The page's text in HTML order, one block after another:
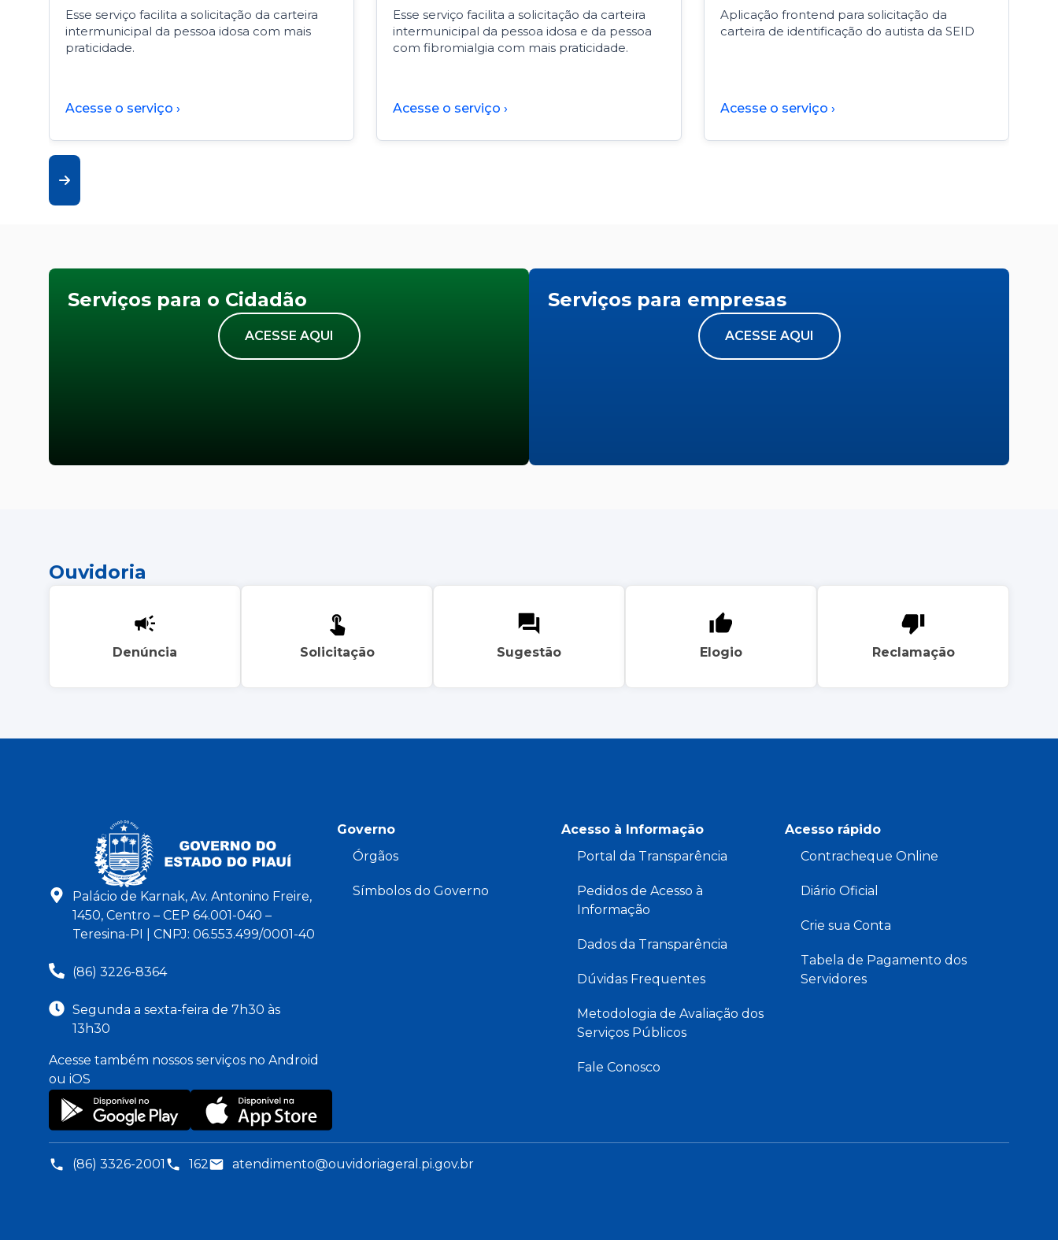
Esse serviço facilita a solicitação da carteira
intermunicipal da pessoa idosa com mais
praticidade.
Acesse o serviço ›
Esse serviço facilita a solicitação da carteira
intermunicipal da pessoa idosa e da pessoa
com fibromialgia com mais praticidade.
Acesse o serviço ›
Aplicação frontend para solicitação da
carteira de identificação do autista da SEID
Acesse o serviço ›
Serviços para o Cidadão
ACESSE AQUI
Serviços para empresas
ACESSE AQUI
Ouvidoria
Denúncia Solicitação Sugestão Elogio Reclamação
Palácio de Karnak, Av. Antonino Freire,
1450, Centro – CEP 64.001-040 –
Teresina-PI | CNPJ: 06.553.499/0001-40
(86) 3226-8364
Segunda a sexta-feira de 7h30 às
13h30
Acesse também nossos serviços no Android
ou iOS
Governo
Órgãos
Símbolos do Governo
Acesso à Informação
Portal da Transparência
Pedidos de Acesso à
Informação
Dados da Transparência
Dúvidas Frequentes
Metodologia de Avaliação dos
Serviços Públicos
Fale Conosco
Acesso rápido
Contracheque Online
Diário Oficial
Crie sua Conta
Tabela de Pagamento dos
Servidores
(86) 3326-2001 162 atendimento@ouvidoriageral.pi.gov.br